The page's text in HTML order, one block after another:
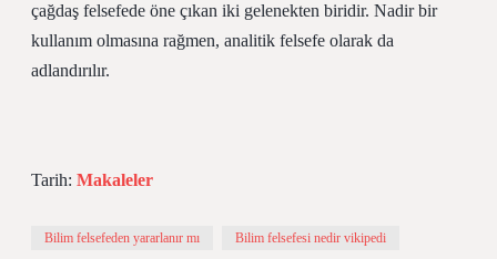
çağdaş felsefede öne çıkan iki gelenekten biridir. Nadir bir
kullanım olmasına rağmen, analitik felsefe olarak da
adlandırılır.
Tarih: Makaleler
Bilim felsefeden yararlanır mı Bilim felsefesi nedir vikipedi